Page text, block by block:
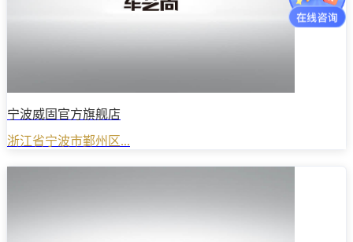
宁波威固官方旗舰店
浙江省宁波市鄞州区...